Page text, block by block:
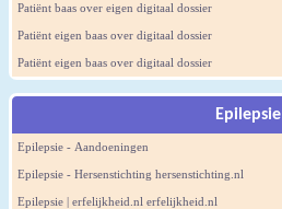
Patiënt baas over eigen digitaal dossier
Patiënt eigen baas over digitaal dossier
Patiënt eigen baas over digitaal dossier
Epilepsie
Epilepsie - Aandoeningen
Epilepsie - Hersenstichting hersenstichting.nl
Epilepsie | erfelijkheid.nl erfelijkheid.nl